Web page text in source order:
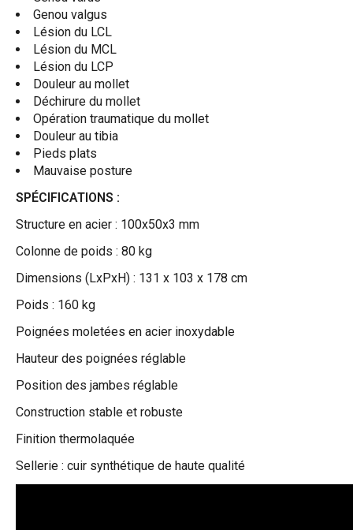
Genou valgus
Lésion du LCL
Lésion du MCL
Lésion du LCP
Douleur au mollet
Déchirure du mollet
Opération traumatique du mollet
Douleur au tibia
Pieds plats
Mauvaise posture
SPÉCIFICATIONS :
Structure en acier : 100x50x3 mm
Colonne de poids : 80 kg
Dimensions (LxPxH) : 131 x 103 x 178 cm
Poids : 160 kg
Poignées moletées en acier inoxydable
Hauteur des poignées réglable
Position des jambes réglable
Construction stable et robuste
Finition thermolaquée
Sellerie : cuir synthétique de haute qualité